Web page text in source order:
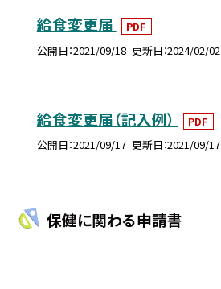
給食変更届
PDF
公開日 2021/09/18 更新日 2024/02/02
給食変更届（記入例）
PDF
公開日 2021/09/17 更新日 2021/09/17
保健に関わる申請書